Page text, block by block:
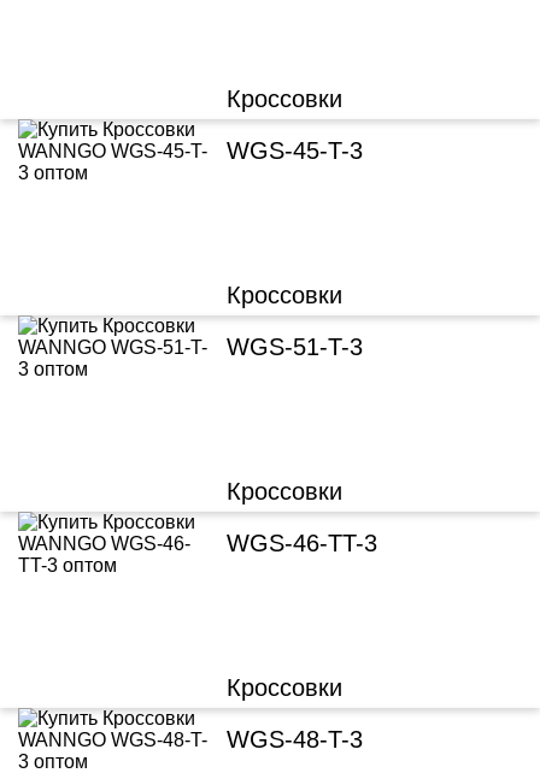
Кроссовки
WGS-45-T-3
Кроссовки
WGS-51-T-3
Кроссовки
WGS-46-TT-3
Кроссовки
WGS-48-T-3